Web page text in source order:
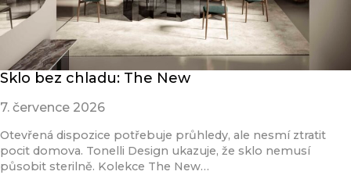
Sklo bez chladu: The New
7. července 2026
Otevřená dispozice potřebuje průhledy, ale nesmí ztratit
pocit domova. Tonelli Design ukazuje, že sklo nemusí
působit sterilně. Kolekce The New…